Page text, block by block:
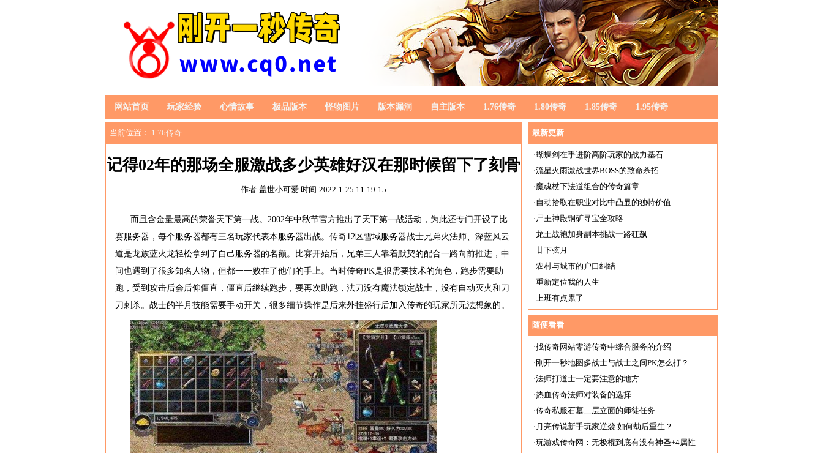
网站首页 玩家经验 心情故事 极品版本 怪物图片 版本漏洞 自主版本 1.76传奇 1.80传奇 1.85传奇 1.95传奇
当前位置： 1.76传奇
记得02年的那场全服激战多少英雄好汉在那时候留下了刻骨
铭心的事迹
作者:盖世小可爱 时间:2022-1-25 11:19:15
而且含金量最高的荣誉天下第一战。2002年中秋节官方推出了天下第一战活动，为此还专门开设了比
赛服务器，每个服务器都有三名玩家代表本服务器出战。传奇12区雪域服务器战士兄弟火法师、深蓝风云
道是龙族蓝火龙轻松拿到了自己服务器的名额。比赛开始后，兄弟三人靠着默契的配合一路向前推进，中
间也遇到了很多知名人物，但都一一败在了他们的手上。当时传奇PK是很需要技术的角色，跑步需要助
跑，受到攻击后会后仰僵直，僵直后继续跑步，要再次助跑，法刀没有魔法锁定战士，没有自动灭火和刀
刀刺杀。战士的半月技能需要手动开关，很多细节操作是后来外挂盛行后加入传奇的玩家所无法想象的。
最新更新
·蝴蝶剑在手进阶高阶玩家的战力基石
·流星火雨激战世界BOSS的致命杀招
·魔魂杖下法道组合的传奇篇章
·自动拾取在职业对比中凸显的独特价值
·尸王神殿铜矿寻宝全攻略
·龙王战袍加身副本挑战一路狂飙
·廿下弦月
·农村与城市的户口纠结
·重新定位我的人生
·上班有点累了
随便看看
·找传奇网站零游传奇中综合服务的介绍
·刚开一秒地图多战士与战士之间PK怎么打？
·法师打道士一定要注意的地方
·热血传奇法师对装备的选择
·传奇私服石墓二层立面的师徒任务
· 月亮传说新手玩家逆袭 如何劫后重生？
·玩游戏传奇网：无极棍到底有没有神圣+4属性